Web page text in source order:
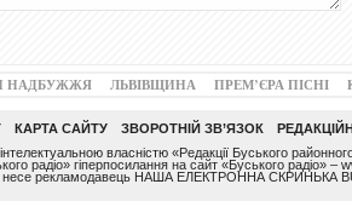
НАДБУЖЖЯ ЛЬВІВЩИНА ПРЕМ’ЄРА ПІСНІ
КАРТА САЙТУ ЗВОРОТНІЙ ЗВ’ЯЗОК
власністю «Редакції Буського
радіо» гіперпосилання на сайт «Буського радіо»
несе рекламодавець НАША ЕЛЕКТРОННА СКРИНЬКА